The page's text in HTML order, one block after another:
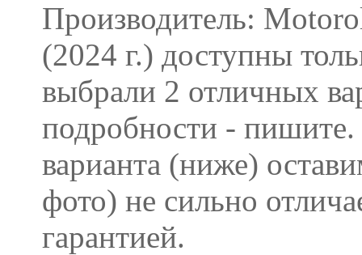
Производитель:
(2024 г.) доступны
выбрали 2 отличных
подробности -
варианта (ниже)
фото) не сильно
гарантией.